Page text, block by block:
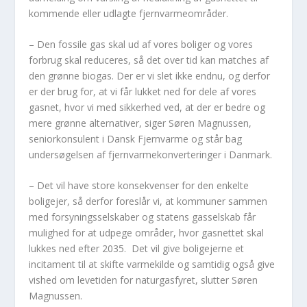
kommende eller udlagte fjernvarmeområder.
– Den fossile gas skal ud af vores boliger og vores
forbrug skal reduceres, så det over tid kan matches af
den grønne biogas. Der er vi slet ikke endnu, og derfor
er der brug for, at vi får lukket ned for dele af vores
gasnet, hvor vi med sikkerhed ved, at der er bedre og
mere grønne alternativer, siger Søren Magnussen,
seniorkonsulent i Dansk Fjernvarme og står bag
undersøgelsen af fjernvarmekonverteringer i Danmark.
– Det vil have store konsekvenser for den enkelte
boligejer, så derfor foreslår vi, at kommuner sammen
med forsyningsselskaber og statens gasselskab får
mulighed for at udpege områder, hvor gasnettet skal
lukkes ned efter 2035. Det vil give boligejerne et
incitament til at skifte varmekilde og samtidig også give
vished om levetiden for naturgasfyret, slutter Søren
Magnussen.